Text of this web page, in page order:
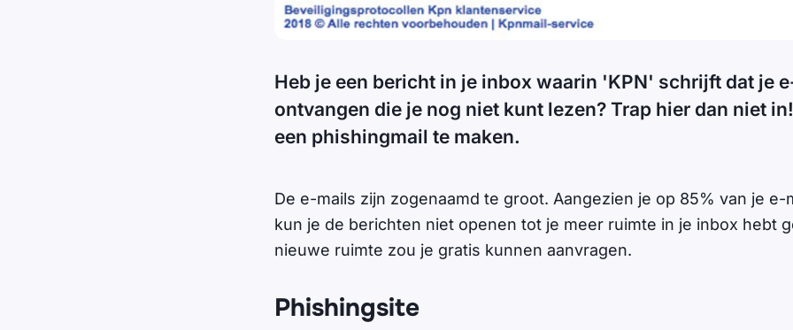
Heb je een bericht in je inbox waarin 'KPN' schrijft dat je
ontvangen die je nog niet kunt lezen? Trap hier dan niet
een phishingmail te maken.
De e-mails zijn zogenaamd te groot. Aangezien je op 85% van je e-
kun je de berichten niet openen tot je meer ruimte in je inbox hebt
nieuwe ruimte zou je gratis kunnen aanvragen.
Phishingsite